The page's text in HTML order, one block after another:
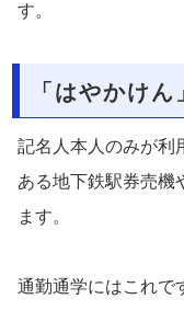
す。
「はやかけ
記名人本人のみが利
ある地下鉄駅券売機
ます。
通勤通学にはこれで